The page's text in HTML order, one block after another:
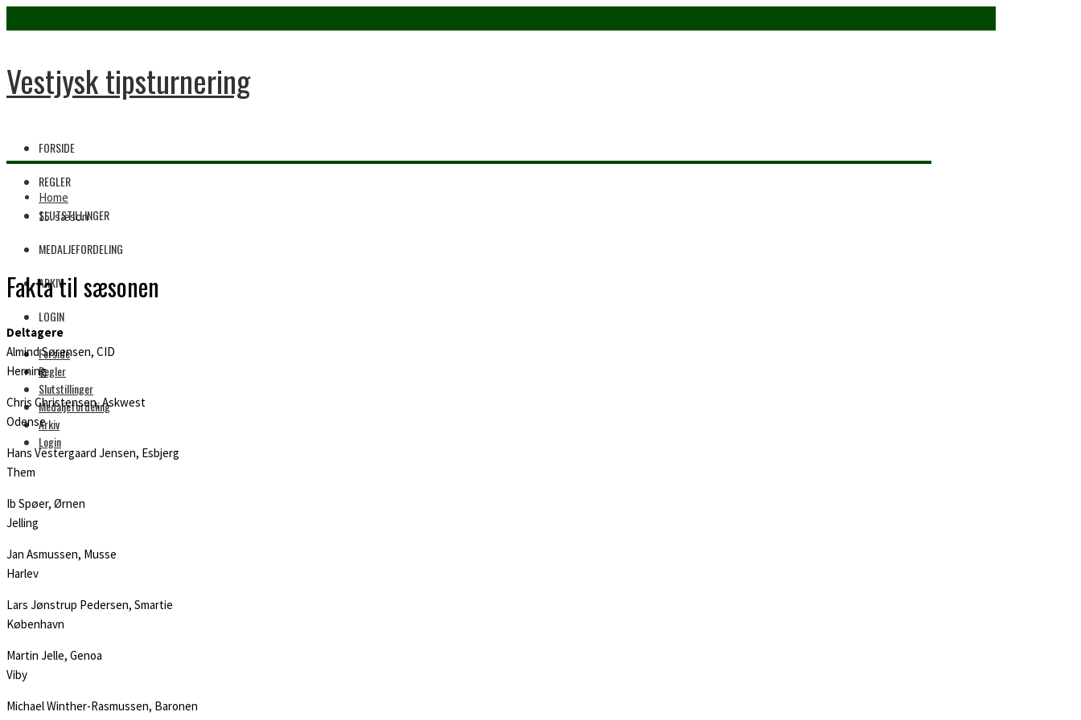
Vestjysk tipsturnering
FORSIDE
REGLER
SLUTSTILLINGER
MEDALJEFORDELING
ARKIV
LOGIN
Forside
Regler
Slutstillinger
Medaljefordeling
Arkiv
Login
Home
15. sæson
Fakta til sæsonen
Deltagere
Almind Sørensen, CID
Herning
Chris Christensen, Askwest
Odense
Hans Vestergaard Jensen, Esbjerg
Them
Ib Spøer, Ørnen
Jelling
Jan Asmussen, Musse
Harlev
Lars Jønstrup Pedersen, Smartie
København
Martin Jelle, Genoa
Viby
Michael Winther-Rasmussen, Baronen